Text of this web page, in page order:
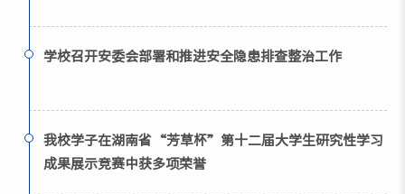
学校召开安委会部署和推进安全隐患排查整治工作
我校学子在湖南省“芳草杯”第十二届大学生研究性学习
成果展示竞赛中获多项荣誉